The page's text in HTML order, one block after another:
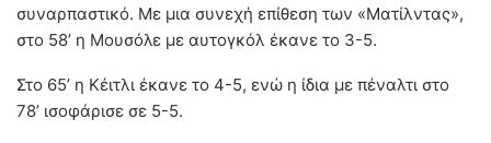
συναρπαστικό. Με μια συνεχή επίθεση των «Ματίλντας»,
στο 58’ η Μουσόλε με αυτογκόλ έκανε το 3-5.
Στο 65’ η Κέιτλι έκανε το 4-5, ενώ η ίδια με πέναλτι στο
78’ ισοφάρισε σε 5-5.